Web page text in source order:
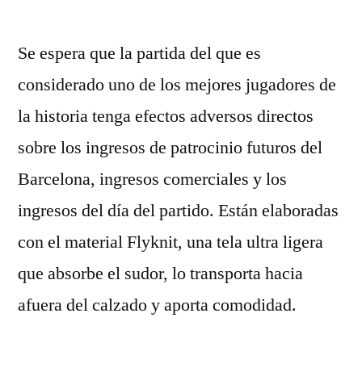
Se espera que la partida del que es
considerado uno de los mejores jugadores de
la historia tenga efectos adversos directos
sobre los ingresos de patrocinio futuros del
Barcelona, ingresos comerciales y los
ingresos del día del partido. Están elaboradas
con el material Flyknit, una tela ultra ligera
que absorbe el sudor, lo transporta hacia
afuera del calzado y aporta comodidad.